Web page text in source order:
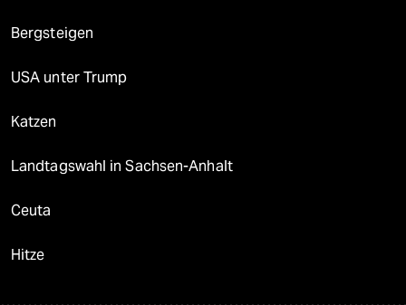
Bergsteigen
USA unter Trump
Katzen
Landtagswahl in Sachsen-Anhalt
Ceuta
Hitze